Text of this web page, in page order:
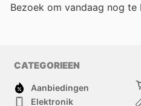
Bezoek om vandaag nog te
CATEGORIEEN
Aanbiedingen
Elektronik